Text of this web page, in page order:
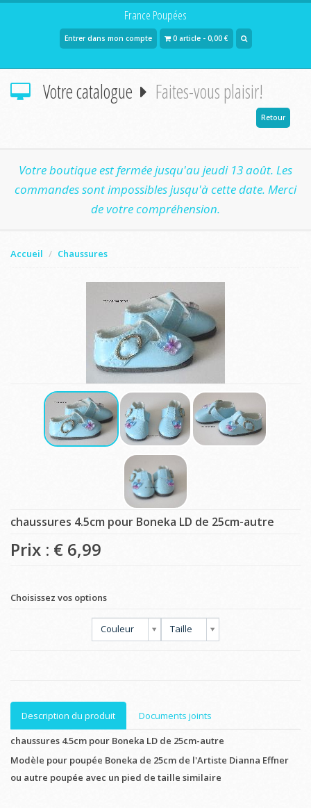
France Poupées
Entrer dans mon compte 0 article - 0,00 €
Votre catalogue Faites-vous plaisir!
Retour
Votre boutique est fermée jusqu'au jeudi 13 août. Les
commandes sont impossibles jusqu'à cette date. Merci
de votre compréhension.
Accueil Chaussures
chaussures 4.5cm pour Boneka LD de 25cm-autre
Prix : € 6,99
Choisissez vos options
Couleur Taille
Description du produit
Documents joints
chaussures 4.5cm pour Boneka LD de 25cm-autre
Modèle pour poupée Boneka de 25cm de l'Artiste Dianna Effner
ou autre poupée avec un pied de taille similaire